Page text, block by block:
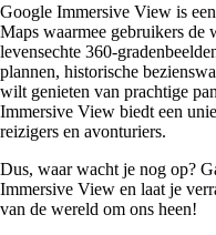
Google Immersive View is
Maps waarmee gebruikers de
levensechte 360-
plannen, historische
wilt genieten van prachtige
Immersive View biedt een
reizigers en avonturiers.
Dus, waar wacht je nog op?
Immersive View en laat je
van de wereld om ons heen!